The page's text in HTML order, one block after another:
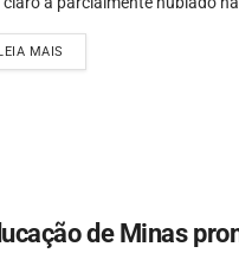
MAIS
de Minas